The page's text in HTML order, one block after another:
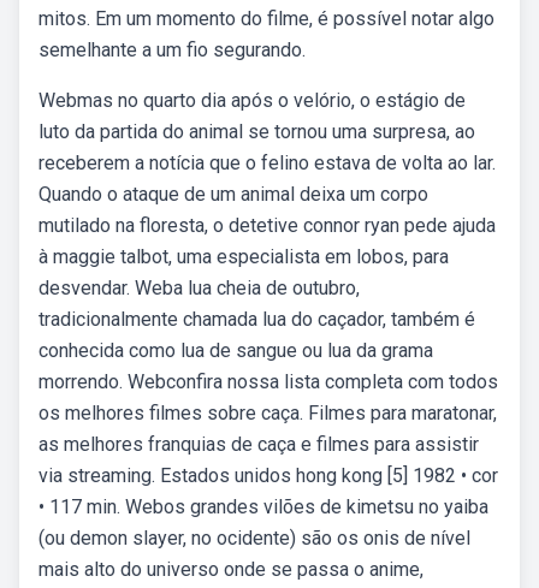
mitos. Em um momento do filme, é possível notar algo
semelhante a um fio segurando.
Webmas no quarto dia após o velório, o estágio de
luto da partida do animal se tornou uma surpresa, ao
receberem a notícia que o felino estava de volta ao lar.
Quando o ataque de um animal deixa um corpo
mutilado na floresta, o detetive connor ryan pede ajuda
à maggie talbot, uma especialista em lobos, para
desvendar. Weba lua cheia de outubro,
tradicionalmente chamada lua do caçador, também é
conhecida como lua de sangue ou lua da grama
morrendo. Webconfira nossa lista completa com todos
os melhores filmes sobre caça. Filmes para maratonar,
as melhores franquias de caça e filmes para assistir
via streaming. Estados unidos hong kong [5] 1982 • cor
• 117 min. Webos grandes vilões de kimetsu no yaiba
(ou demon slayer, no ocidente) são os onis de nível
mais alto do universo onde se passa o anime,